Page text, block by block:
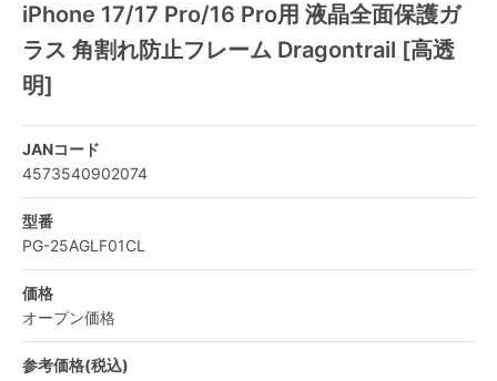
iPhone 17/17 Pro/16 Pro用 液晶全面保護ガ
ラス 角割れ防止フレーム Dragontrail [高透
明]
JANコード
4573540902074
型番
PG-25AGLF01CL
価格
オープン価格
参考価格(税込)